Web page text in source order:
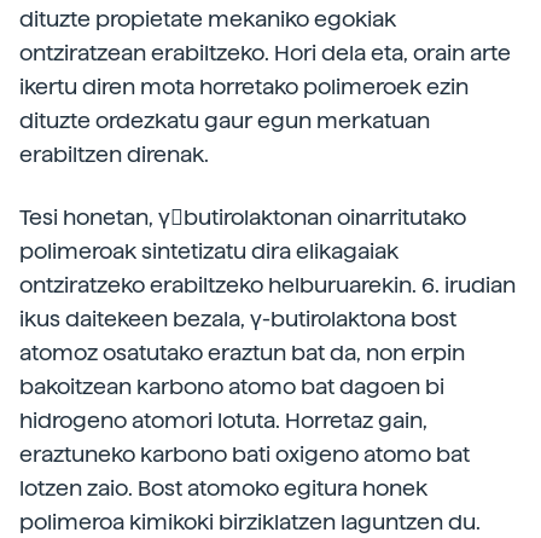
dituzte propietate mekaniko egokiak
ontziratzean erabiltzeko. Hori dela eta, orain arte
ikertu diren mota horretako polimeroek ezin
dituzte ordezkatu gaur egun merkatuan
erabiltzen direnak.
Tesi honetan, γbutirolaktonan oinarritutako
polimeroak sintetizatu dira elikagaiak
ontziratzeko erabiltzeko helburuarekin. 6. irudian
ikus daitekeen bezala, γ-butirolaktona bost
atomoz osatutako eraztun bat da, non erpin
bakoitzean karbono atomo bat dagoen bi
hidrogeno atomori lotuta. Horretaz gain,
eraztuneko karbono bati oxigeno atomo bat
lotzen zaio. Bost atomoko egitura honek
polimeroa kimikoki birziklatzen laguntzen du.